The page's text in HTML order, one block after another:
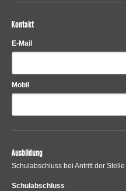
Kontakt
E-Mail
Mobil
Ausbildung
Schulabschluss bei Antritt der Stelle
Schulabschluss